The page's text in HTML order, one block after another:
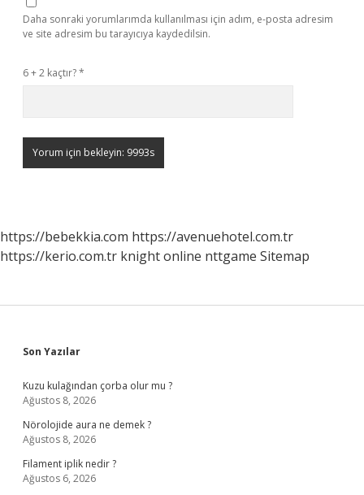
Daha sonraki yorumlarımda kullanılması için adım, e-posta adresim
ve site adresim bu tarayıcıya kaydedilsin.
6 + 2 kaçtır?*
https://bebekkia.com https://avenuehotel.com.tr
https://kerio.com.tr knight online nttgame Sitemap
Sidebar
Son Yazılar
Kuzu kulağından çorba olur mu ?
Ağustos 8, 2026
Nörolojide aura ne demek ?
Ağustos 8, 2026
Filament iplik nedir ?
Ağustos 6, 2026